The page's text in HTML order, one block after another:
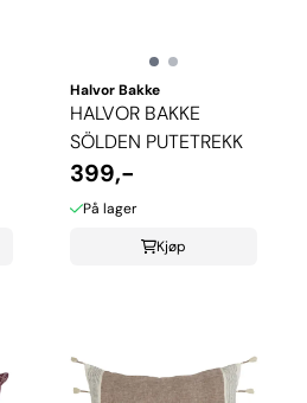
Halvor Bakke
HALVOR BAKKE
SÖLDEN PUTETREKK
399,-
På lager
Kjøp